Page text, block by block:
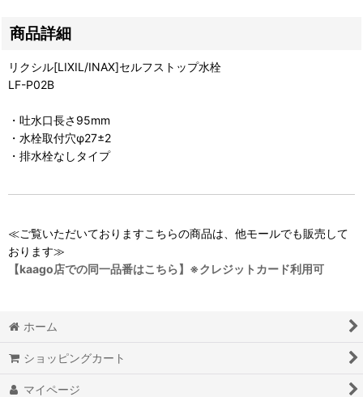
商品詳細
リクシル[LIXIL/INAX]セルフストップ水栓
LF-P02B
・吐水口長さ95mm
・水栓取付穴φ27±2
・排水栓なしタイプ
≪ご覧いただいておりますこちらの商品は、他モールでも販売して
おります≫
【kaago店での同一品番はこちら】※クレジットカード利用可
ホーム
ショッピングカート
マイページ